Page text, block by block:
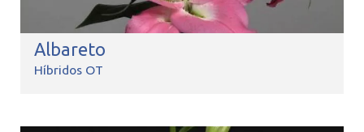
Albareto
Híbridos OT